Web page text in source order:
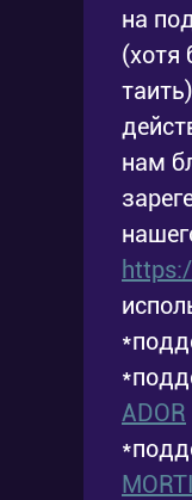
на
(хотя
нам
ADOR
MORTI